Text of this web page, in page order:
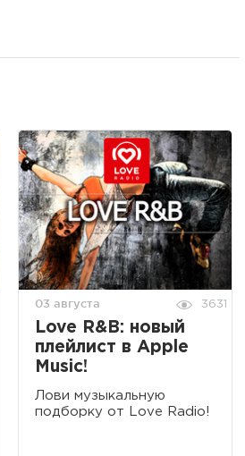
03 августа 3631
Love R&B: новый
плейлист в Apple
Music!
Лови музыкальную
подборку от Love Radio!